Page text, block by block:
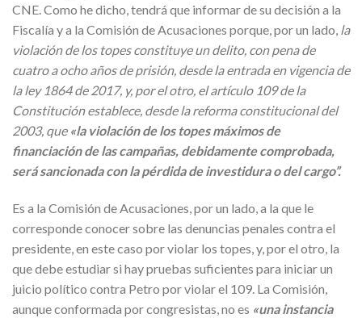
CNE. Como he dicho, tendrá que informar de su decisión a la
Fiscalía y a la Comisión de Acusaciones porque, por un lado, la
violación de los topes constituye un delito, con pena de
cuatro a ocho años de prisión, desde la entrada en vigencia de
la ley 1864 de 2017, y, por el otro, el artículo 109 de la
Constitución establece, desde la reforma constitucional del
2003, que «la violación de los topes máximos de
financiación de las campañas, debidamente comprobada,
será sancionada con la pérdida de investidura o del cargo”.
Es a la Comisión de Acusaciones, por un lado, a la que le
corresponde conocer sobre las denuncias penales contra el
presidente, en este caso por violar los topes, y, por el otro, la
que debe estudiar si hay pruebas suficientes para iniciar un
juicio político contra Petro por violar el 109. La Comisión,
aunque conformada por congresistas, no es «una instancia